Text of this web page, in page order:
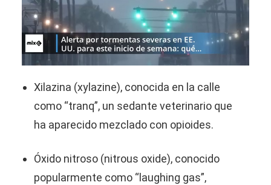
Xilazina (xylazine), conocida en la calle
como “tranq”, un sedante veterinario que
ha aparecido mezclado con opioides.
Óxido nitroso (nitrous oxide), conocido
popularmente como “laughing gas”,